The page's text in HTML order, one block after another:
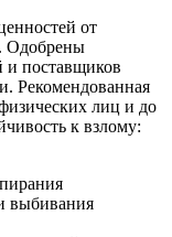
от
Одобрены
и поставщиков
Рекомендованная
лиц и до
к взлому:
выбивания